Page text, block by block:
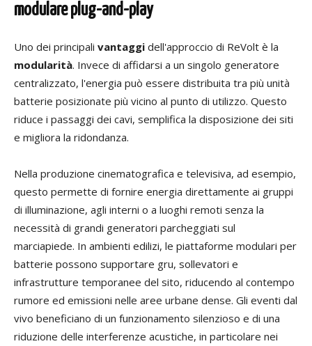
modulare plug-and-play
Uno dei principali vantaggi dell'approccio di ReVolt è la
modularità. Invece di affidarsi a un singolo generatore
centralizzato, l'energia può essere distribuita tra più unità
batterie posizionate più vicino al punto di utilizzo. Questo
riduce i passaggi dei cavi, semplifica la disposizione dei siti
e migliora la ridondanza.
Nella produzione cinematografica e televisiva, ad esempio,
questo permette di fornire energia direttamente ai gruppi
di illuminazione, agli interni o a luoghi remoti senza la
necessità di grandi generatori parcheggiati sul
marciapiede. In ambienti edilizi, le piattaforme modulari per
batterie possono supportare gru, sollevatori e
infrastrutture temporanee del sito, riducendo al contempo
rumore ed emissioni nelle aree urbane dense. Gli eventi dal
vivo beneficiano di un funzionamento silenzioso e di una
riduzione delle interferenze acustiche, in particolare nei